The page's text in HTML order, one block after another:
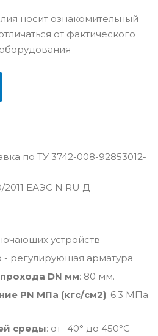
по ТУ 3742-008-92853012-
2011 ЕАЭС N RU Д-
устройств
- регулирующая арматура
DN мм: 80 мм.
PN МПа (кгс/см2): 6.3 МПа
среды: от -40° до 450°С
носит ознакомительный
от фактического